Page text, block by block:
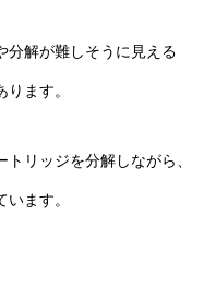
分解が難しそうに見える
ます。
リッジを分解しながら、
います。